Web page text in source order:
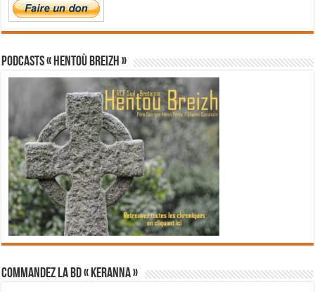
PODCASTS « Hentoù Breizh »
Commandez la BD « Keranna »